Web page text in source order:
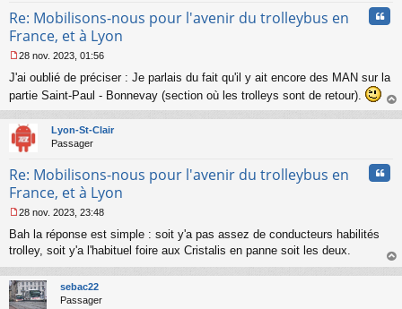
o
u
Re: Mobilisons-nous pour l'avenir du trolleybus en
France, et à Lyon
e
s
a
g
e
o
u
28 nov. 2023, 01:56
J'ai oublié de préciser : Je parlais du fait qu'il y ait encore des MAN sur la
partie Saint-Paul - Bonnevay (section où les trolleys sont de retour).
au
Lyon-St-Clair
Passager
Re: Mobilisons-nous pour l'avenir du trolleybus en
France, et à Lyon
e
s
a
g
e
28 nov. 2023, 23:48
Bah la réponse est simple : soit y'a pas assez de conducteurs habilités
trolley, soit y'a l'habituel foire aux Cristalis en panne soit les deux.
au
sebac22
Passager